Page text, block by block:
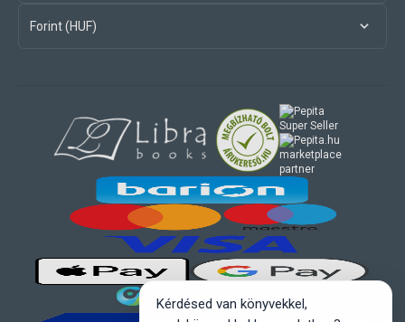
Forint (HUF)
marketplace
partner
Kérdésed van könyvekkel,